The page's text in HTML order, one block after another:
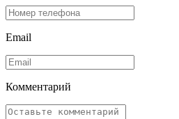
Email
Комментарий